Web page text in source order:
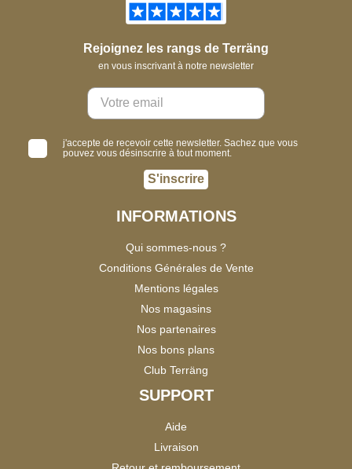
Rejoignez les rangs de Terräng
en vous inscrivant à notre newsletter
j'accepte de recevoir cette newsletter. Sachez que vous
pouvez vous désinscrire à tout moment.
S'inscrire
INFORMATIONS
Qui sommes-nous ?
Conditions Générales de Vente
Mentions légales
Nos magasins
Nos partenaires
Nos bons plans
Club Terräng
SUPPORT
Aide
Livraison